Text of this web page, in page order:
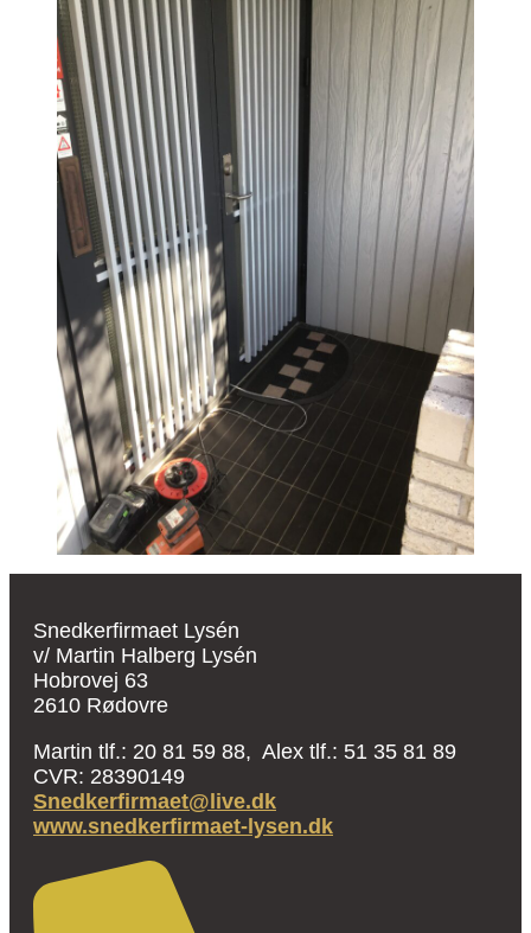
Snedkerfirmaet Lysén
v/ Martin Halberg Lysén
Hobrovej 63
2610 Rødovre
Martin tlf.: 20 81 59 88, Alex tlf.: 51 35 81 89
CVR: 28390149
Snedkerfirmaet@live.dk
www.snedkerfirmaet-lysen.dk